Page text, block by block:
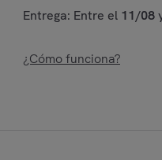
Entrega: Entre el 11/08
¿Cómo funciona?